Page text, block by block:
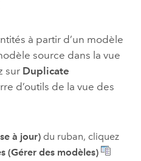
à partir d’un modèle
source dans la vue
sur Duplicate
d’outils de la vue des
à jour)du ruban, cliquez
(Gérer des modèles)